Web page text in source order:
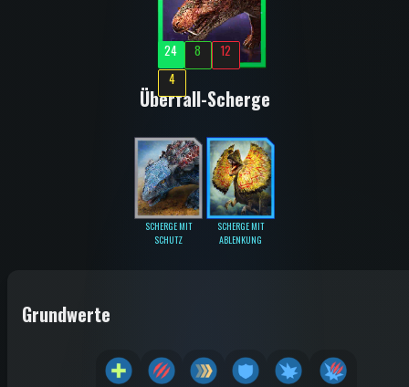
24 8
12
4
Überfall-Scherge
SCHERGE MIT
SCHUTZ
SCHERGE MIT
ABLENKUNG
Grundwerte